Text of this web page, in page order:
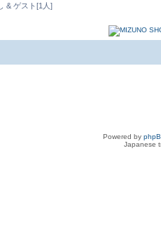
& ゲスト[1人]
Powered by
Japanese